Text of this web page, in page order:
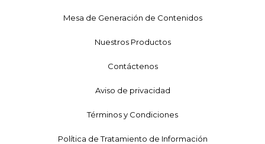
Mesa de Generación de Contenidos
Nuestros Productos
Contáctenos
Aviso de privacidad
Términos y Condiciones
Política de Tratamiento de Información